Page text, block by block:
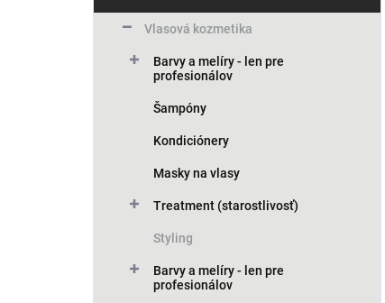
č
kategórie
Vlasová kozmetika
Barvy a melíry - len pre
profesionálov
Šampóny
Kondiciónery
Masky na vlasy
Treatment (starostlivosť)
Styling
Barvy a melíry - len pre
profesionálov